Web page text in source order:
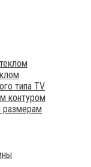
типа TV
контуром
размерам